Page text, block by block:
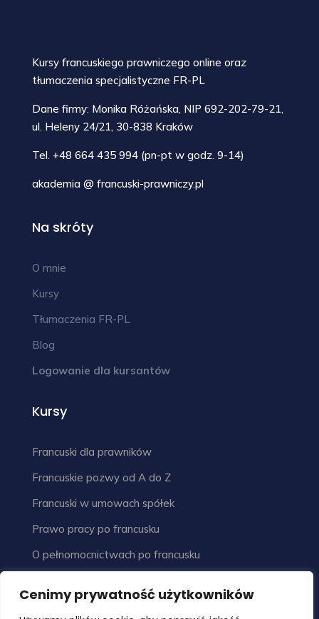
Cenimy prywatność użytkowników
Kursy francuskiego prawniczego online oraz
tłumaczenia specjalistyczne FR-PL
Dane firmy: Monika Różańska, NIP 692-202-79-21,
ul. Heleny 24/21, 30-838 Kraków
Tel. +48 664 435 994 (pn-pt w godz. 9-14)
akademia @ francuski-prawniczy.pl
Na skróty
O mnie
Kursy
Tłumaczenia FR-PL
Blog
Logowanie dla kursantów
Kursy
Francuski dla prawników
Francuskie pozwy od A do Z
Francuski w umowach spółek
Prawo pracy po francusku
O pełnomocnictwach po francusku
Formalności